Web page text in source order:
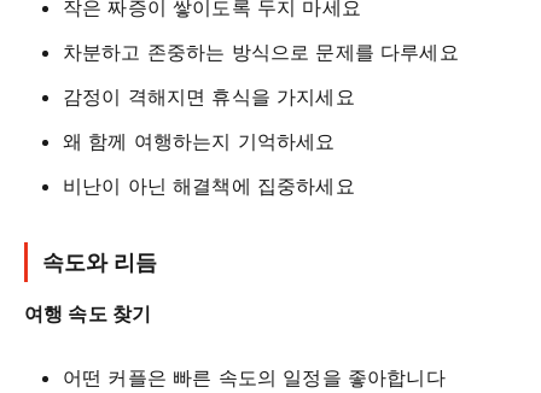
작은 짜증이 쌓이도록 두지 마세요
차분하고 존중하는 방식으로 문제를 다루세요
감정이 격해지면 휴식을 가지세요
왜 함께 여행하는지 기억하세요
비난이 아닌 해결책에 집중하세요
속도와 리듬
여행 속도 찾기
어떤 커플은 빠른 속도의 일정을 좋아합니다